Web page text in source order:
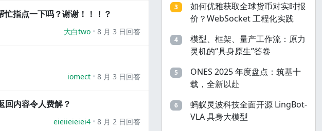
指点一下吗？谢谢！！！？
大白two 8 月 3 日回答
iomect 8 月 3 日回答
回内容令人费解？
eieiieieiei4 8 月 2 日回答
3
如何优雅获取全球货币对实时报
价？WebSocket 工程化实践
4
模型、框架、量产工作流：原力
灵机的“具身原生”答卷
5
ONES 2025 年度盘点：筑基十
载，全新以赴
6
蚂蚁灵波科技全面开源 LingBot-
VLA 具身大模型